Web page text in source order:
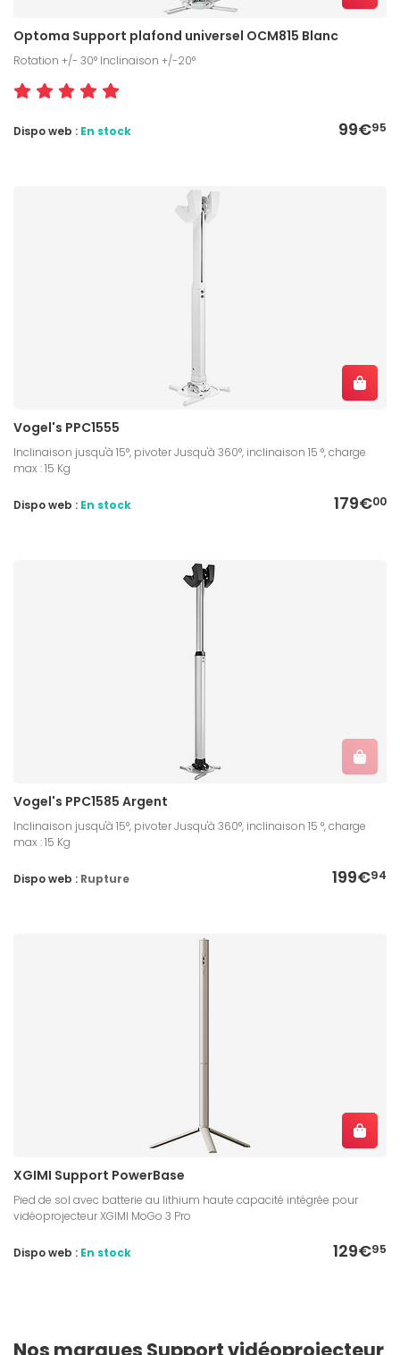
Optoma Support plafond universel OCM815 Blanc
Rotation +/- 30° Inclinaison +/-20°
99€95
Dispo web : En stock
Vogel's PPC1555
Inclinaison jusqu'à 15°, pivoter Jusqu'à 360°, inclinaison 15 °, charge
max : 15 Kg
179€00
Dispo web : En stock
Vogel's PPC1585 Argent
Inclinaison jusqu'à 15°, pivoter Jusqu'à 360°, inclinaison 15 °, charge
max : 15 Kg
199€94
Dispo web : Rupture
XGIMI Support PowerBase
Pied de sol avec batterie au lithium haute capacité intégrée pour
vidéoprojecteur XGIMI MoGo 3 Pro
129€95
Dispo web : En stock